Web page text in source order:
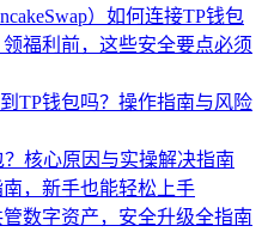
）如何连接TP钱包
福利前，这些安全要点必须
TP钱包吗？操作指南与风险
核心原因与实操解决指南
，新手也能轻松上手
数字资产，安全升级全指南